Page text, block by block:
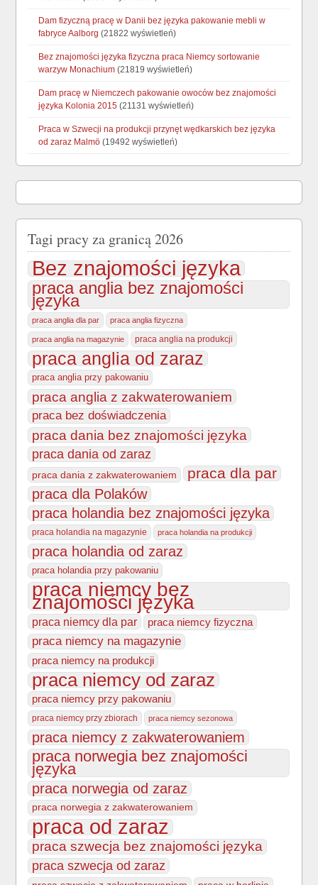
Dam fizyczną pracę w Danii bez języka pakowanie mebli w
fabryce Aalborg (21822 wyświetleń)
Bez znajomości języka fizyczna praca Niemcy sortowanie
warzyw Monachium (21819 wyświetleń)
Dam pracę w Niemczech pakowanie owoców bez znajomości
języka Kolonia 2015 (21131 wyświetleń)
Praca w Szwecji na produkcji przynęt wędkarskich bez języka
od zaraz Malmö (19492 wyświetleń)
Tagi pracy za granicą 2026
Bez znajomości języka
praca anglia bez znajomości
języka
praca anglia dla par praca anglia fizyczna
praca anglia na magazynie praca anglia na produkcji
praca anglia od zaraz
praca anglia przy pakowaniu
praca anglia z zakwaterowaniem
praca bez doświadczenia
praca dania bez znajomości języka
praca dania od zaraz
praca dania z zakwaterowaniem praca dla par
praca dla Polaków
praca holandia bez znajomości języka
praca holandia na magazynie praca holandia na produkcji
praca holandia od zaraz
praca holandia przy pakowaniu
praca niemcy bez
znajomości języka
praca niemcy dla par praca niemcy fizyczna
praca niemcy na magazynie
praca niemcy na produkcji
praca niemcy od zaraz
praca niemcy przy pakowaniu
praca niemcy przy zbiorach praca niemcy sezonowa
praca niemcy z zakwaterowaniem
praca norwegia bez znajomości
języka
praca norwegia od zaraz
praca norwegia z zakwaterowaniem
praca od zaraz
praca szwecja bez znajomości języka
praca szwecja od zaraz